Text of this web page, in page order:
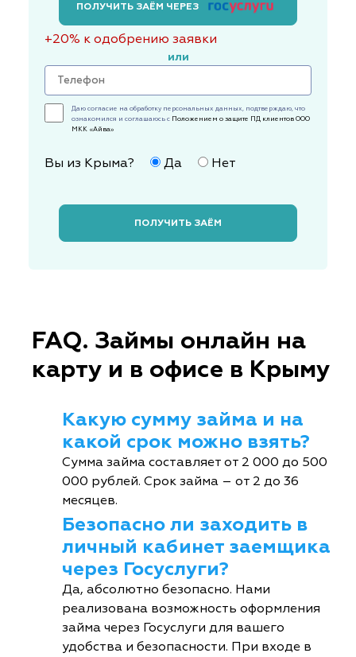
ПОЛУЧИТЬ ЗАЁМ ЧЕРЕЗ
+20% к одобрению заявки
или
Даю согласие на обработку персональных данных, подтверждаю, что
ознакомился и соглашаюсь с Положением о защите ПД клиентов ООО
МКК «Айва»
Вы из Крыма? Да Нет
ПОЛУЧИТЬ ЗАЁМ
FAQ. Займы онлайн на
карту и в офисе в Крыму
Какую сумму займа и на
какой срок можно взять?
Сумма займа составляет от 2 000 до 500
000 рублей. Срок займа – от 2 до 36
месяцев.
Безопасно ли заходить в
личный кабинет заемщика
через Госуслуги?
Да, абсолютно безопасно. Нами
реализована возможность оформления
займа через Госуслуги для вашего
удобства и безопасности. При входе в